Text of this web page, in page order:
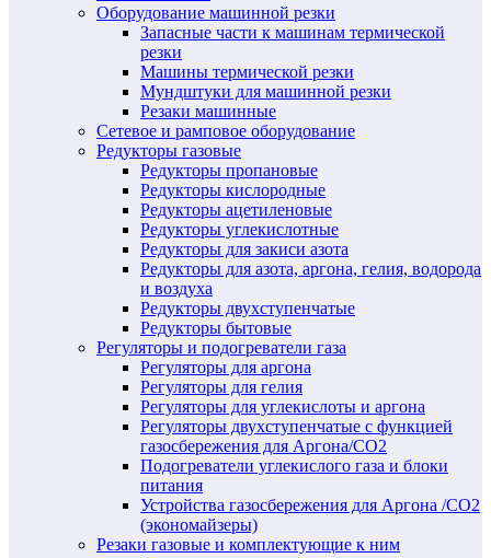
Оборудование машинной резки
Запасные части к машинам термической
резки
Машины термической резки
Мундштуки для машинной резки
Резаки машинные
Сетевое и рамповое оборудование
Редукторы газовые
Редукторы пропановые
Редукторы кислородные
Редукторы ацетиленовые
Редукторы углекислотные
Редукторы для закиси азота
Редукторы для азота, аргона, гелия, водорода
и воздуха
Редукторы двухступенчатые
Редукторы бытовые
Регуляторы и подогреватели газа
Регуляторы для аргона
Регуляторы для гелия
Регуляторы для углекислоты и аргона
Регуляторы двухступенчатые c функцией
газосбережения для Аргона/СО2
Подогреватели углекислого газа и блоки
питания
Устройства газосбережения для Аргона /СО2
(экономайзеры)
Резаки газовые и комплектующие к ним